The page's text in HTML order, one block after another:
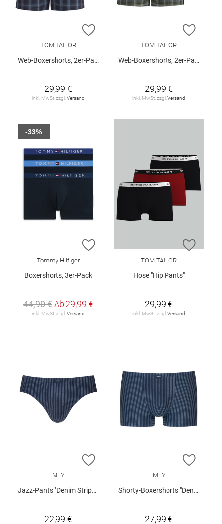
ZUR WUNSCHLISTE HINZUFÜGEN
TOM TAILOR
Web-Boxershorts, 2er-Pack
29,99 €
inkl. MwSt. zzgl. Versand
ZUR
TOM TAILOR
Web-Boxershorts, 2er-Pack
29,99 €
inkl. MwSt. zzgl. Versand
ZUR WUNSCHLISTE HINZUFÜGEN
Tommy Hilfiger
Boxershorts, 3er-Pack
44,90 € Ab29,99 €
inkl. MwSt. zzgl. Versand
-33%
ZUR
TOM TAILOR
Hose "Hip Pants"
29,99 €
inkl. MwSt. zzgl. Versand
ZUR WUNSCHLISTE HINZUFÜGEN
MEY
Jazz-Pants "Denim Stripes"
22,99 €
ZUR
MEY
Shorty-Boxershorts "Denim Stripes"
27,99 €